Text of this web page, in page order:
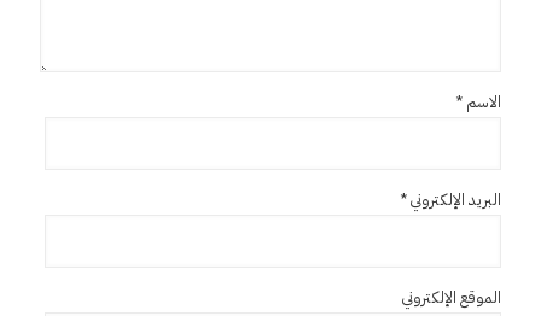
الاسم *
البريد الإلكتروني*
الموقع الإلكتروني